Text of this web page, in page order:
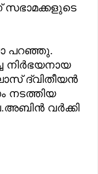
പറഞ്ഞു.
നിർഭയനായ
ദ്വിതീയൻ
നടത്തിയ
വർക്കി